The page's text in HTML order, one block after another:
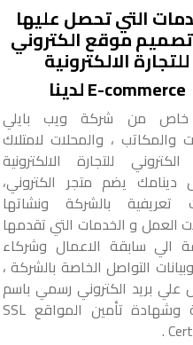
التي تحصل عليها
موقع الكتروني
للتجارة الالكترونية
E-commerce لدينا
من شركة ويب بايلي
والمكاتب ، والمحلات لامتلاك
للتجارة الالكترونية
دينامك يضم متجر الكتروني،
تعريفية بالشركة ونشاتها
العمل و الخدمات التي تقدمها
الي سابقة الاعمال وشركاء
التواصل الخاصة بالشركة ،
علي بريد الكتروني رسمي باسم
الشركة وشهادة تأمين المواقع SSL